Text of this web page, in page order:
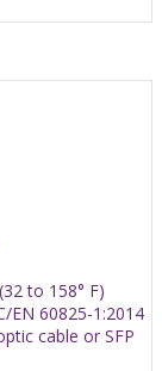
to 158° F)
EN 60825-1:2014
cable or SFP